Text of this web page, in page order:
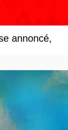
annoncé,